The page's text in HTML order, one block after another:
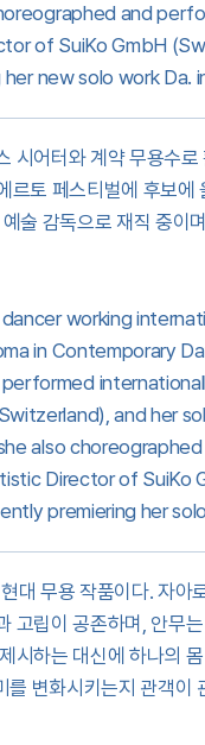
and
of SuiKo GmbH
new solo work Da.
시어터와 계약 무용수
르토 페스티벌에 후보
감독으로 재직 중이
working
in Contemporary
and her
also
Director of
premiering her
대 무용 작품이다. 자아
고립이 공존하며, 안무
시하는 대신에 하나의
를 변화시키는지 관객